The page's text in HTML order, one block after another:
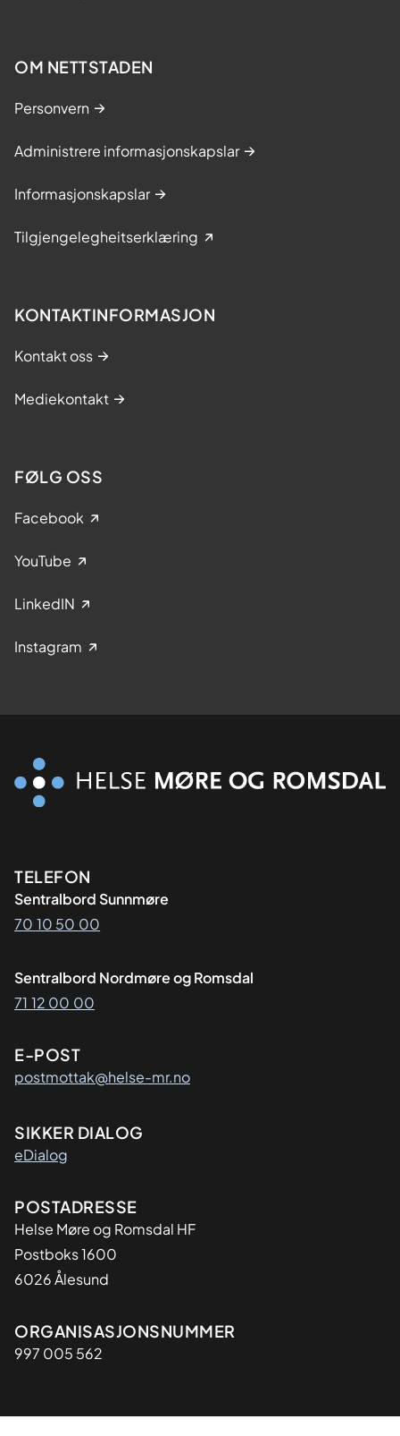
OM NETTSTADEN
Personvern
Administrere informasjonskapslar
Informasjonskapslar
Tilgjengelegheitserklæring
KONTAKTINFORMASJON
Kontakt oss
Mediekontakt
FØLG OSS
Facebook
YouTube
LinkedIN
Instagram
Kontaktinformasjon
TELEFON
Sentralbord Sunnmøre
70 10 50 00
Sentralbord Nordmøre og Romsdal
71 12 00 00
E-POST
postmottak@helse-mr.no
SIKKER DIALOG
eDialog
Adresse
POSTADRESSE
Helse Møre og Romsdal HF
Postboks 1600
6026 Ålesund
Organisasjon
ORGANISASJONSNUMMER
997 005 562